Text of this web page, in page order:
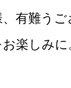
有難う
楽しみに